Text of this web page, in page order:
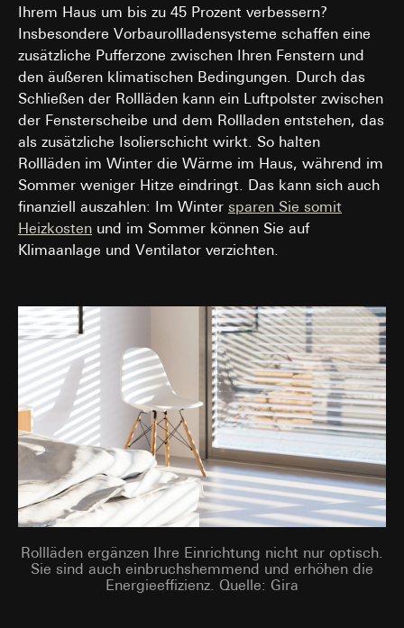
Ihrem Haus um bis zu 45 Prozent verbessern?
Insbesondere Vorbaurollladensysteme schaffen eine
zusätzliche Pufferzone zwischen Ihren Fenstern und
den äußeren klimatischen Bedingungen. Durch das
Schließen der Rollläden kann ein Luftpolster zwischen
der Fensterscheibe und dem Rollladen entstehen, das
als zusätzliche Isolierschicht wirkt. So halten
Rollläden im Winter die Wärme im Haus, während im
Sommer weniger Hitze eindringt. Das kann sich auch
finanziell auszahlen: Im Winter sparen Sie somit
Heizkosten und im Sommer können Sie auf
Klimaanlage und Ventilator verzichten.
Rollläden ergänzen Ihre Einrichtung nicht nur optisch.
Sie sind auch einbruchshemmend und erhöhen die
Energieeffizienz. Quelle: Gira